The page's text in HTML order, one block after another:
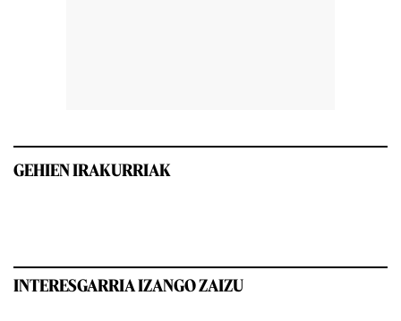
GEHIEN IRAKURRIAK
INTERESGARRIA IZANGO ZAIZU